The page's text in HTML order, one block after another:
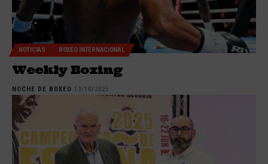
NOTICIAS BOXEO INTERNACIONAL
Weekly Boxing
NOCHE DE BOXEO 13/10/2025